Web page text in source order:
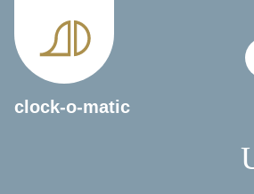
clock-o-matic